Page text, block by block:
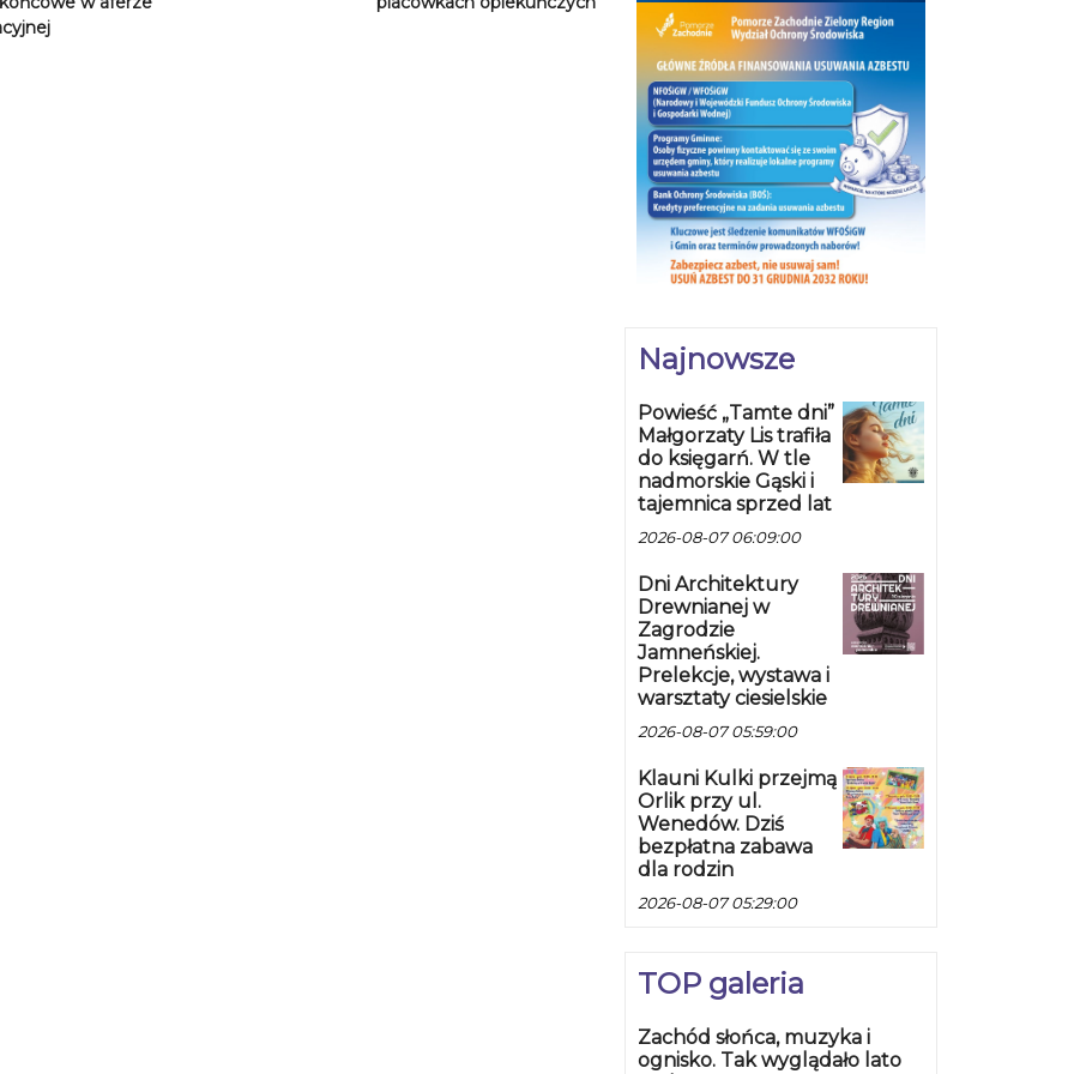
Najnowsze
Powieść „Tamte dni”
Małgorzaty Lis trafiła
do księgarń. W tle
nadmorskie Gąski i
tajemnica sprzed lat
2026-08-07 06:09:00
Dni Architektury
Drewnianej w
Zagrodzie
Jamneńskiej.
Prelekcje, wystawa i
warsztaty ciesielskie
2026-08-07 05:59:00
Klauni Kulki przejmą
Orlik przy ul.
Wenedów. Dziś
bezpłatna zabawa
dla rodzin
2026-08-07 05:29:00
TOP galeria
Zachód słońca, muzyka i
ognisko. Tak wyglądało lato